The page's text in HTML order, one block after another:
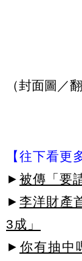
（封面圖／
【往下看更
► 被傳「要
► 李洋財產
3成」
► 你有抽中